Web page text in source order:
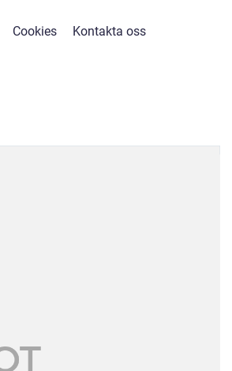
Cookies Kontakta oss